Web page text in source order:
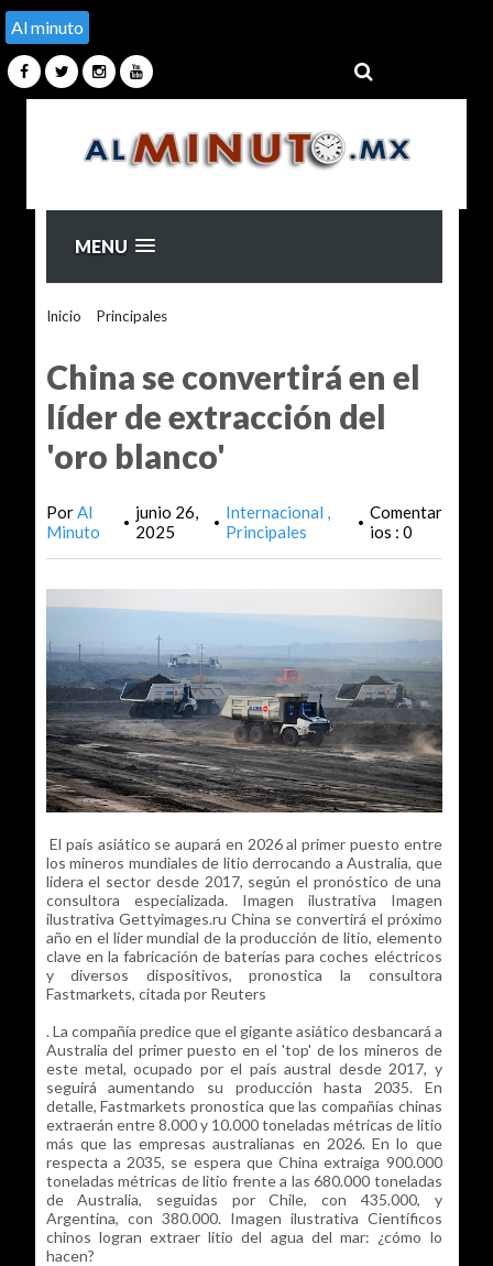
Al minuto
MENU
Inicio Principales>
China se convertirá en el
líder de extracción del
'oro blanco'
PorAl
Minuto
• junio 26,
2025
• Internacional
Principales
• Comentar
ios : 0
El país asiático se aupará en 2026 al primer puesto entre
los mineros mundiales de litio derrocando a Australia, que
lidera el sector desde 2017, según el pronóstico de una
consultora especializada. Imagen ilustrativa Imagen
ilustrativa Gettyimages.ru China se convertirá el próximo
año en el líder mundial de la producción de litio, elemento
clave en la fabricación de baterías para coches eléctricos
y diversos dispositivos, pronostica la consultora
Fastmarkets, citada por Reuters
. La compañía predice que el gigante asiático desbancará a
Australia del primer puesto en el 'top' de los mineros de
este metal, ocupado por el país austral desde 2017, y
seguirá aumentando su producción hasta 2035. En
detalle, Fastmarkets pronostica que las compañías chinas
extraerán entre 8.000 y 10.000 toneladas métricas de litio
más que las empresas australianas en 2026. En lo que
respecta a 2035, se espera que China extraiga 900.000
toneladas métricas de litio frente a las 680.000 toneladas
de Australia, seguidas por Chile, con 435.000, y
Argentina, con 380.000. Imagen ilustrativa Científicos
chinos logran extraer litio del agua del mar: ¿cómo lo
hacen?